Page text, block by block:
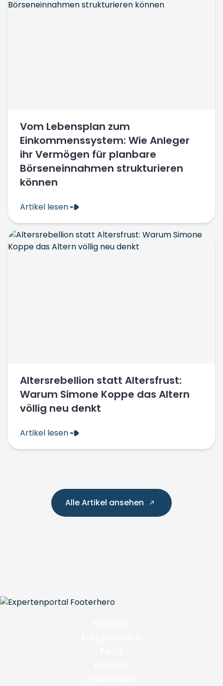
Vom Lebensplan zum
Einkommenssystem: Wie Anleger
ihr Vermögen für planbare
Börseneinnahmen strukturieren
können
Artikel lesen
Altersrebellion statt Altersfrust:
Warum Simone Koppe das Altern
völlig neu denkt
Artikel lesen
Alle Artikel ansehen